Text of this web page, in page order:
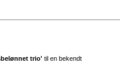
trio' til en bekendt